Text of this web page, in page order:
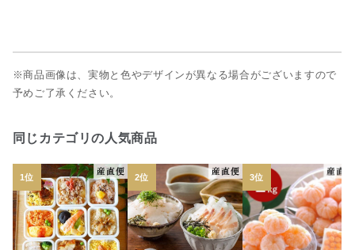
※商品画像は、実物と色やデザインが異なる場合がございますので
予めご了承ください。
同じカテゴリの人気商品